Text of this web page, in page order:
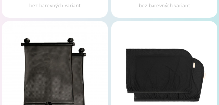
bez barevných variant bez barevných variant